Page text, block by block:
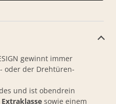
gewinnt immer
oder der Drehtüren-
und ist obendrein
Extraklasse sowie einem